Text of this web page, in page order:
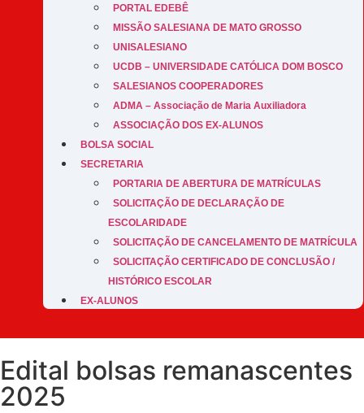
PORTAL EDEBÊ
MISSÃO SALESIANA DE MATO GROSSO
UNISALESIANO
UCDB – UNIVERSIDADE CATÓLICA DOM BOSCO
SALESIANOS COOPERADORES
ADMA – Associação de Maria Auxiliadora
ASSOCIAÇÃO DOS EX-ALUNOS
BOLSA SOCIAL
SECRETARIA
PORTARIA DE ABERTURA DE MATRÍCULAS
SOLICITAÇÃO DE DECLARAÇÃO DE
ESCOLARIDADE
SOLICITAÇÃO DE CANCELAMENTO DE MATRÍCULA
SOLICITAÇÃO CERTIFICADO DE CONCLUSÃO /
HISTÓRICO ESCOLAR
EX-ALUNOS
Edital bolsas remanascentes
2025